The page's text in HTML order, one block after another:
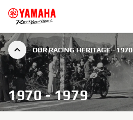
OUR RACING HERITAGE - 1970
1970 - 1979